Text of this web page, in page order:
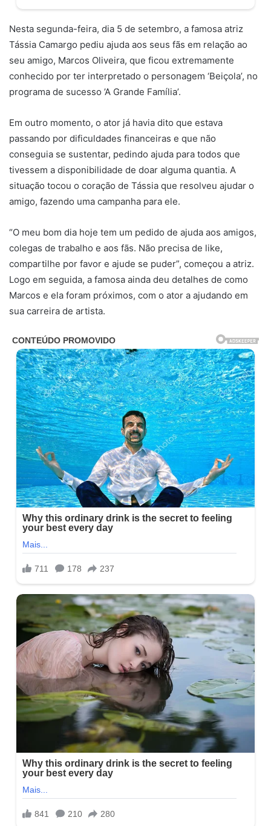
Nesta segunda-feira, dia 5 de setembro, a famosa atriz
Tássia Camargo pediu ajuda aos seus fãs em relação ao
seu amigo, Marcos Oliveira, que ficou extremamente
conhecido por ter interpretado o personagem ‘Beiçola’, no
programa de sucesso ’A Grande Família’.
Em outro momento, o ator já havia dito que estava
passando por dificuldades financeiras e que não
conseguia se sustentar, pedindo ajuda para todos que
tivessem a disponibilidade de doar alguma quantia. A
situação tocou o coração de Tássia que resolveu ajudar o
amigo, fazendo uma campanha para ele.
“O meu bom dia hoje tem um pedido de ajuda aos amigos,
colegas de trabalho e aos fãs. Não precisa de like,
compartilhe por favor e ajude se puder”, começou a atriz.
Logo em seguida, a famosa ainda deu detalhes de como
Marcos e ela foram próximos, com o ator a ajudando em
sua carreira de artista.